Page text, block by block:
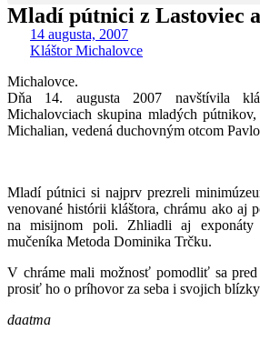
Mladí pútnici z Lastoviec
14 augusta, 2007
Kláštor Michalovce
Michalovce.
Dňa 14. augusta 2007 navštívila
Michalovciach skupina mladých
Michalian, vedená duchovným otcom
Mladí pútnici si najprv prezreli
venované histórii kláštora, chrámu ako aj
na misijnom poli. Zhliadli aj
mučeníka Metoda Dominika Trčku.
V chráme mali možnosť pomodliť sa
prosiť ho o príhovor za seba i svojich
daatma